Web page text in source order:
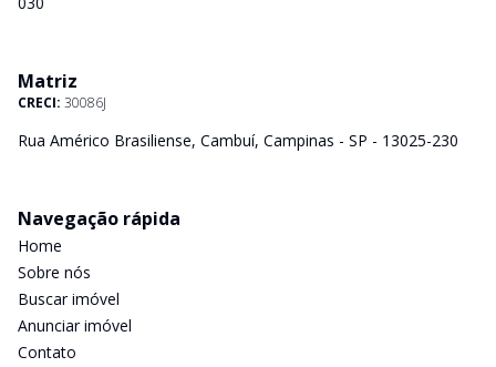
Matriz
CRECI: 30086J
Rua Américo Brasiliense, Cambuí, Campinas - SP - 13025-230
Navegação rápida
Home
Sobre nós
Buscar imóvel
Anunciar imóvel
Contato